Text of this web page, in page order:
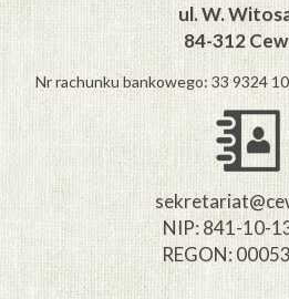
ul. W.
84-312
Nr rachunku bankowego: 33 9324
NIP: 841-10-
REGON: